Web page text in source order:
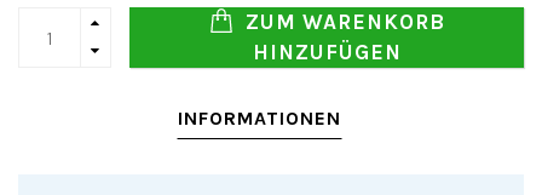
ZUM WARENKORB
HINZUFÜGEN
INFORMATIONEN